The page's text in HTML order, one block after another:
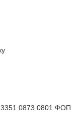
3351 0873 0801 ФОП